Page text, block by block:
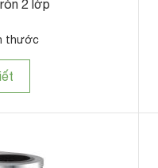
2 lớp
thước